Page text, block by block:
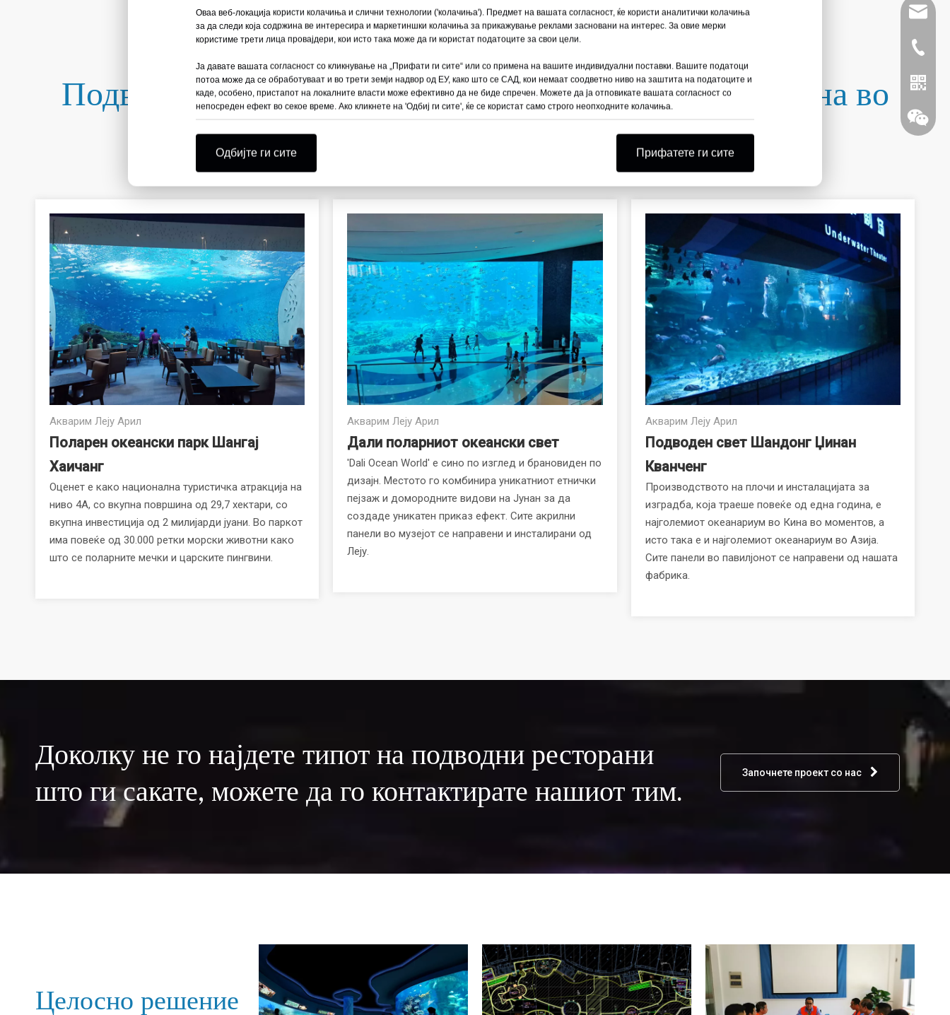
Подводни ресторани за употреба во зоолошка градина во
Акварим Леју Арил
Поларен океански парк Шангај
Хаичанг
Оценет е како национална туристичка атракција на
ниво 4А, со вкупна површина од 29,7 хектари, со
вкупна инвестиција од 2 милијарди јуани. Во паркот
има повеќе од 30.000 ретки морски животни како
што се поларните мечки и царските пингвини.
Акварим Леју Арил
Дали поларниот океански свет
'Dali Ocean World' е сино по изглед и брановиден по
дизајн. Местото го комбинира уникатниот етнички
пејзаж и домородните видови на Јунан за да
создаде уникатен приказ ефект. Сите акрилни
панели во музејот се направени и инсталирани од
Леју.
Акварим Леју Арил
Подводен свет Шандонг Џинан
Кванченг
Производството на плочи и инсталацијата за
изградба, која траеше повеќе од една година, е
најголемиот океанариум во Кина во моментов, а
исто така е и најголемиот океанариум во Азија.
Сите панели во павилјонот се направени од нашата
фабрика.
Доколку не го најдете типот на подводни ресторани
што ги сакате, можете да го контактирате нашиот тим.
Започнете проект со нас
Целосно решение
+86-
Оваа веб-локација користи колачиња и слични технологии ('колачиња'). Предмет на вашата согласност, ќе користи аналитички колачиња
за да следи која содржина ве интересира и маркетиншки колачиња за прикажување реклами засновани на интерес. За овие мерки
користиме трети лица провајдери, кои исто така може да ги користат податоците за свои цели.
Ја давате вашата согласност со кликнување на „Прифати ги сите“ или со примена на вашите индивидуални поставки. Вашите податоци
потоа може да се обработуваат и во трети земји надвор од ЕУ, како што се САД, кои немаат соодветно ниво на заштита на податоците и
каде, особено, пристапот на локалните власти може ефективно да не биде спречен. Можете да ја отповикате вашата согласност со
непосреден ефект во секое време. Ако кликнете на 'Одбиј ги сите', ќе се користат само строго неопходните колачиња.
Одбијте ги сите Прифатете ги сите